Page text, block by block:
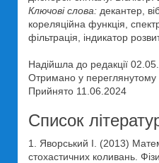
Ключові слова: декантер,
кореляційна функція,
фільтрація, індикатор
Надійшла до редакції
Отримано у переглянутому
Прийнято 11.06.2024
Список
1. Яворський I. (2013)
стохастичних коливань.